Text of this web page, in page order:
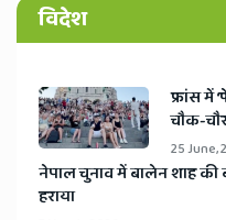
विदेश
​फ्रांस में
चौक-
25 June,
​नेपाल चुनाव में बालेन शाह की
हराया